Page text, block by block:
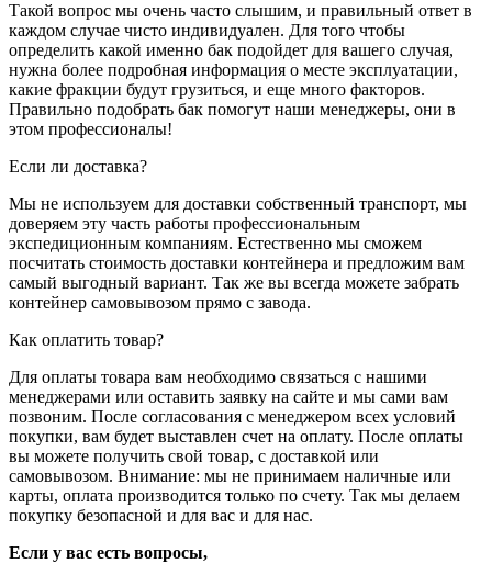
Такой вопрос мы очень часто слышим, и правильный ответ в
каждом случае чисто индивидуален. Для того чтобы
определить какой именно бак подойдет для вашего случая,
нужна более подробная информация о месте эксплуатации,
какие фракции будут грузиться, и еще много факторов.
Правильно подобрать бак помогут наши менеджеры, они в
этом профессионалы!
Если ли доставка?
Мы не используем для доставки собственный транспорт, мы
доверяем эту часть работы профессиональным
экспедиционным компаниям. Естественно мы сможем
посчитать стоимость доставки контейнера и предложим вам
самый выгодный вариант. Так же вы всегда можете забрать
контейнер самовывозом прямо с завода.
Как оплатить товар?
Для оплаты товара вам необходимо связаться с нашими
менеджерами или оставить заявку на сайте и мы сами вам
позвоним. После согласования с менеджером всех условий
покупки, вам будет выставлен счет на оплату. После оплаты
вы можете получить свой товар, с доставкой или
самовывозом. Внимание: мы не принимаем наличные или
карты, оплата производится только по счету. Так мы делаем
покупку безопасной и для вас и для нас.
Если у вас есть вопросы,